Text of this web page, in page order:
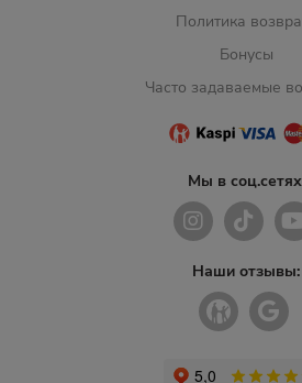
Политика
Бонусы
Часто задаваемые
Мы в
Наши отзывы: